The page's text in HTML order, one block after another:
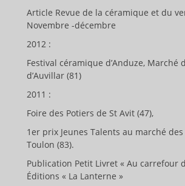
Article Revue de la céramique et du
Novembre -décembre
2012 :
Festival céramique d’Anduze, Marché
d’Auvillar (81)
2011 :
Foire des Potiers de St Avit (47),
1er prix Jeunes Talents au marché
Toulon (83).
Publication Petit Livret « Au carrefour
Éditions « La Lanterne »